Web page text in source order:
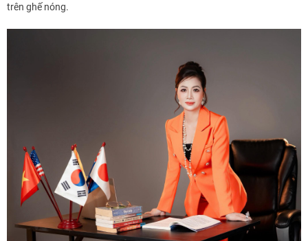
trên ghế nóng.